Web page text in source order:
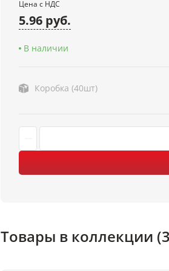
Цена с НДС
5.96 руб.
В наличии
Коробка (40шт)
Товары в коллекции